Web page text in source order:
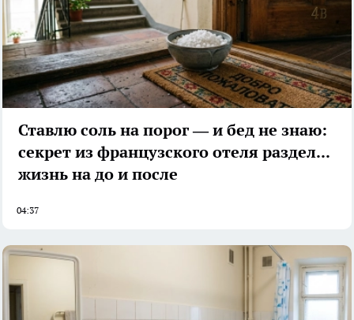
Ставлю соль на порог — и бед не знаю:
секрет из французского отеля разделил
жизнь на до и после
04:37